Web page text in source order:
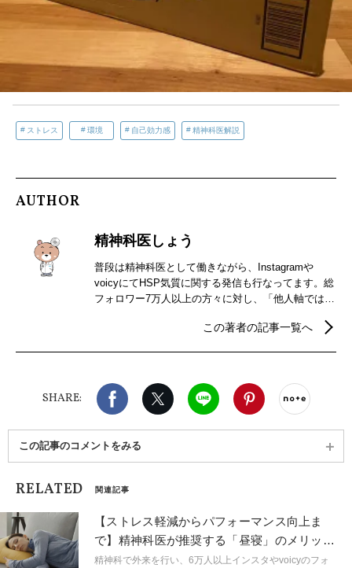
ストレス 環境 自己効力感 精神科医解説
AUTHOR
精神科医しょう
普段は精神科医として働きながら、Instagramや
voicyにてHSP気質に関する発信も行なってます。総
フォロワー7万人以上の方々に対し、「他人軸ではな
自分軸になりたい方は是非、私の発信をのぞいてみ
この著者の記事一覧へ
SHARE:
Facebook X（旧twitter）
LINE Pinterest
この記事のコメントをみる
RELATED 関連記事
【ストレス軽減からパフォーマンス向上ま
で】精神科医が推奨する「昼寝」のメリット
と効果的な方法3選
精神科で外来を行い、6万人以上インスタやvoicyのフォ